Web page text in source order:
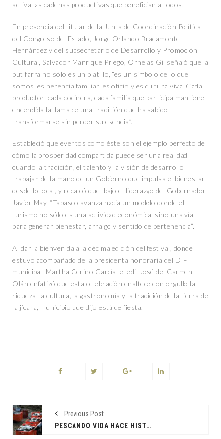
activa las cadenas productivas que benefician a todos.
En presencia del titular de la Junta de Coordinación Política
del Congreso del Estado, Jorge Orlando Bracamonte
Hernández y del subsecretario de Desarrollo y Promoción
Cultural, Salvador Manrique Priego, Ornelas Gil señaló que la
butifarra no sólo es un platillo, “es un símbolo de lo que
somos, es herencia familiar, es oficio y es cultura viva. Cada
productor, cada cocinera, cada familia que participa mantiene
encendida la llama de una tradición que ha sabido
transformarse sin perder su esencia”.
Estableció que eventos como éste son el ejemplo perfecto de
cómo la prosperidad compartida puede ser una realidad
cuando la tradición, el talento y la visión de desarrollo
trabajan de la mano de un Gobierno que impulsa el bienestar
desde lo local, y recalcó que, bajo el liderazgo del Gobernador
Javier May, “Tabasco avanza hacia un modelo donde el
turismo no sólo es una actividad económica, sino una vía
para generar bienestar, arraigo y sentido de pertenencia”.
Al dar la bienvenida a la décima edición del festival, donde
estuvo acompañado de la presidenta honoraria del DIF
municipal, Martha Cerino García, el edil José del Carmen
Olán enfatizó que esta celebración enaltece con orgullo la
riqueza, la cultura, la gastronomía y la tradición de la tierra de
la jícara, municipio que dijo está de fiesta.
Previous Post
PESCANDO VIDA HACE HISTORIA EN JONUTA; JAVIER MAY BUSCA SOBERANÍA ALIMENTARIA.